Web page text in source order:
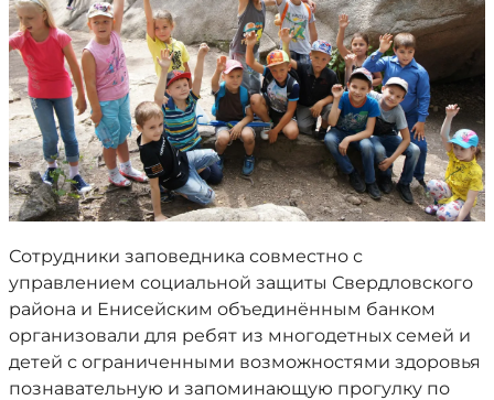
Сотрудники заповедника совместно с
управлением социальной защиты Свердловского
района и Енисейским объединённым банком
организовали для ребят из многодетных семей и
детей с ограниченными возможностями здоровья
познавательную и запоминающую прогулку по